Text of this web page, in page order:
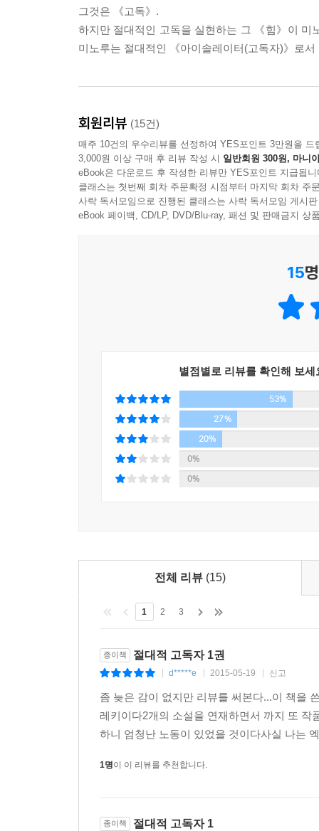
그것은 《고독》.
하지만 절대적인 고독을 실현하는 그 《힘》이 미
미노루는 절대적인 《아이솔레이터(고독자)》로
회원리뷰 (15건)
매주 10건의 우수리뷰를 선정하여 YES포인트 3만원을 드
3,000원 이상 구매 후 리뷰 작성 시 일반회원 300원, 마니
eBook은 다운로드 후 작성한 리뷰만 YES포인트 지급됩니
클래스는 첫번째 회차 주문확정 시점부터 마지막 회차 주
사락 독서모임으로 진행된 클래스는 사락 독서모임 게시
eBook 페이백, CD/LP, DVD/Blu-ray, 패션 및 판매금지 상
15
별점별로 리뷰를 확인해 보세
53%
27%
20%
0%
0%
전체 리뷰 (15)
1 2 3
종이책 절대적 고독자 1권
d*****e 2015-05-19 신고
좀 늦은 감이 없지만 리뷰를 써본다...이 책을
레키이다2개의 소설을 연재하면서 까지 또
하니 엄청난 노동이 있었을 것이다사실 나는
1명이 이 리뷰를 추천합니다.
종이책 절대적 고독자 1